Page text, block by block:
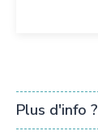
Plus d'info ?